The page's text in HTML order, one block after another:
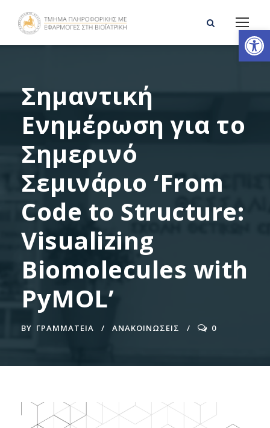
Ανοίξτε τη γραμμή εργαλείων
Σημαντική
Ενημέρωση για το
Σημερινό
Σεμινάριο ‘From
Code to Structure:
Visualizing
Biomolecules with
PyMOL’
BY ΓΡΑΜΜΑΤΕΊΑ ΑΝΑΚΟΙΝΩΣΕΙΣ 0